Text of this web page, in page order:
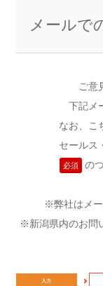
メールで
ご意
下記メ
なお、こ
セールス
必須 の
※弊社はメー
※新潟県内のお問
入力